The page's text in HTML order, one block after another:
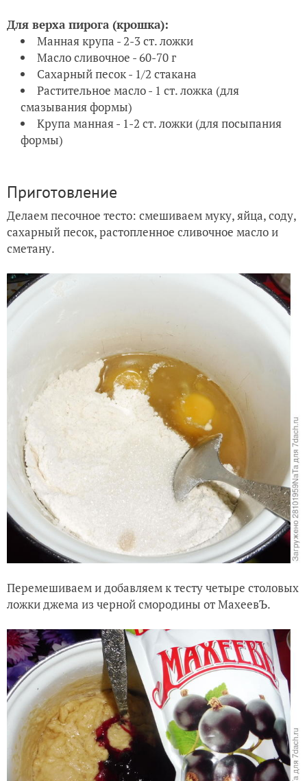
Для верха пирога (крошка):
Манная крупа - 2-3 ст. ложки
Масло сливочное - 60-70 г
Сахарный песок - 1/2 стакана
Растительное масло - 1 ст. ложка (для
смазывания формы)
Крупа манная - 1-2 ст. ложки (для посыпания
формы)
Приготовление
Делаем песочное тесто: смешиваем муку, яйца, соду,
сахарный песок, растопленное сливочное масло и
сметану.
Перемешиваем и добавляем к тесту четыре столовых
ложки джема из черной смородины от МахеевЪ.